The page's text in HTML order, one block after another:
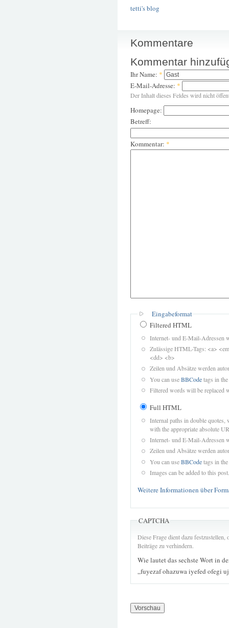
tetti's blog
Kommentare
Kommentar
Ihr Name: *
E-Mail-Adresse: *
Der Inhalt dieses Feldes wird nicht
Homepage:
Betreff:
Kommentar: *
Eingabeformat
Filtered HTML
Internet- und E-Mail-Adressen
Zulässige HTML-Tags: <a>
<dd> <b>
Zeilen und Absätze werden
You can useBBCodetags in
Filtered words will be replaced
Full HTML
Internal paths in double quotes,
with the appropriate absolute
Internet- und E-Mail-Adressen
Zeilen und Absätze werden
You can useBBCodetags in
Images can be added to this post.
Weitere Informationen über
CAPTCHA
Diese Frage dient dazu
Beiträge zu verhindern.
Wie lautet das sechste Wort in
„fuyezaf ohazuwa iyefed ofegi